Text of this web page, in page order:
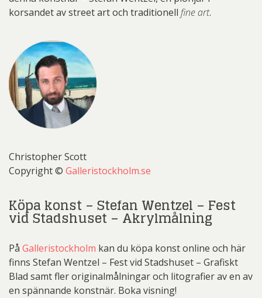
korsandet av street art och traditionell fine art.
Christopher Scott
Copyright © Galleristockholm.se
Köpa konst – Stefan Wentzel – Fest
vid Stadshuset – Akrylmålning
På Galleristockholm kan du köpa konst online och här
finns Stefan Wentzel – Fest vid Stadshuset – Grafiskt
Blad samt fler originalmålningar och litografier av en av
en spännande konstnär. Boka visning!